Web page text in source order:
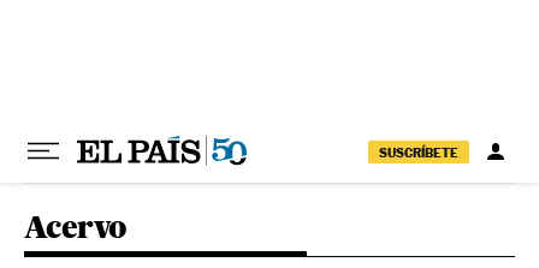
SUSCRÍBETE
Acervo